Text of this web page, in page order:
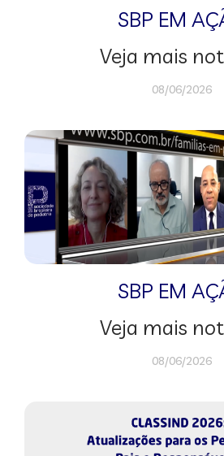
SBP EM
Veja mais
08/06/2026
SBP EM
Veja mais
08/06/2026